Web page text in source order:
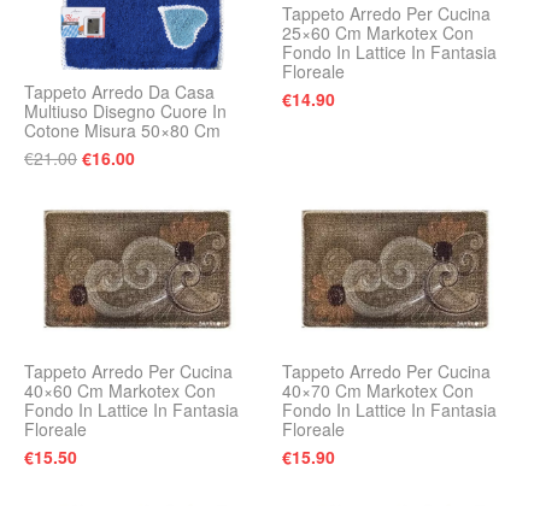
Tappeto Arredo Da Casa
Multiuso Disegno Cuore In
Cotone Misura 50×80 Cm
€21.00 Il prezzo originale era: €21.00.
€16.00Il prezzo attuale è: €16.00.
Tappeto Arredo Per Cucina
25×60 Cm Markotex Con
Fondo In Lattice In Fantasia
Floreale
€14.90
Tappeto Arredo Per Cucina
40×60 Cm Markotex Con
Fondo In Lattice In Fantasia
Floreale
€15.50
Tappeto Arredo Per Cucina
40×70 Cm Markotex Con
Fondo In Lattice In Fantasia
Floreale
€15.90